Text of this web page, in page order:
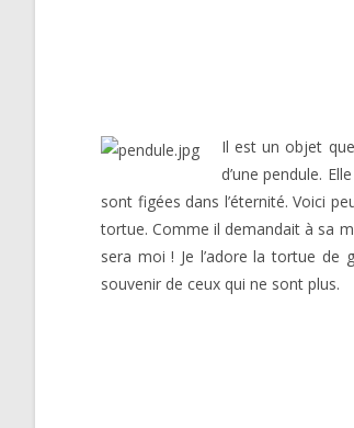
Il est un objet
d’une pendule.
sont figées dans l’éternité. Voici
tortue. Comme il demandait à sa
sera moi ! Je l’adore la tortue de
souvenir de ceux qui ne sont plus.